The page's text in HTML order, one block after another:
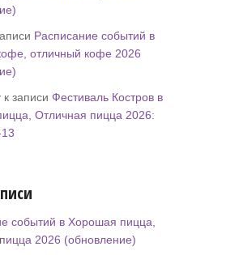
Расписание событий в
отличный кофе 2026
записи Фестиваль Костров в
Отличная пицца 2026:
событий в Хорошая пицца,
2026 (обновление)